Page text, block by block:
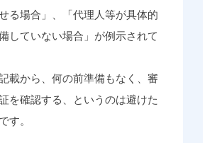
る場合」、「代理人等が具体的
していない場合」が例示されて
載から、何の前準備もなく、審
を確認する、というのは避けた
す。